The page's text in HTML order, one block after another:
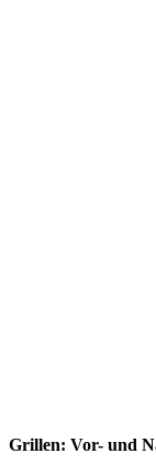
Grillen: Vor- u‬nd